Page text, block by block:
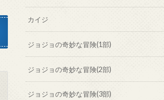
カイジ
ジョジョの奇妙な冒険(1部)
ジョジョの奇妙な冒険(2部)
ジョジョの奇妙な冒険(3部)